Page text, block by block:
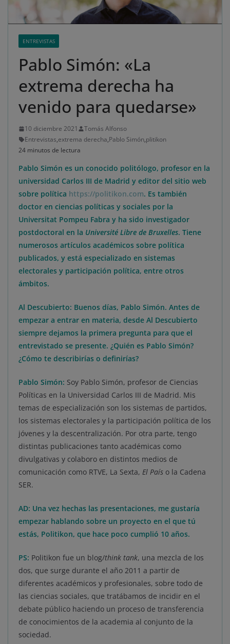
ENTREVISTAS
Pablo Simón: «La
extrema derecha ha
venido para quedarse»
10 diciembre 2021
Tomás Alfonso
Entrevistas,extrema derecha,Pablo Simón,plitikon
24 minutos de lectura
Pablo Simón es un conocido politólogo, profesor en la
universidad Carlos III de Madrid y editor del sitio web
sobre política https://politikon.com. Es también
doctor en ciencias políticas y sociales por la
Universitat Pompeu Fabra y ha sido investigador
postdoctoral en la Université Libre de Bruxelles. Tiene
numerosos artículos académicos sobre política
publicados, y está especializado en sistemas
electorales y participación política, entre otros
ámbitos.
Al Descubierto: Buenos días, Pablo Simón. Antes de
empezar a entrar en materia, desde Al Descubierto
siempre dejamos la primera pregunta para que el
entrevistado se presente. ¿Quién es Pablo Simón?
¿Cómo te describirías o definirías?
Pablo Simón: Soy Pablo Simón, profesor de Ciencias
Políticas en la Universidad Carlos III de Madrid. Mis
temas de especialización son los sistemas de partidos,
los sistemas electorales y la participación política de los
jóvenes y la descentralización. Por otra parte, tengo
distintas publicaciones tanto académicas como
divulgativas y colaboro en distintos medios de
comunicación como RTVE, La Sexta, El País o la Cadena
SER.
AD: Una vez hechas las presentaciones, me gustaría
empezar hablando sobre un proyecto en el que tú
estás, Politikon, que hace poco cumplió 10 años.
PS: Politikon fue un blog/think tank, una mezcla de los
dos, que surge durante el año 2011 a partir de
diferentes académicos y profesionales, sobre todo de
las ciencias sociales, que tratábamos de incidir en el
debate público haciendo un proceso de transferencia
de conocimientos de la academia al conjunto de la
sociedad.